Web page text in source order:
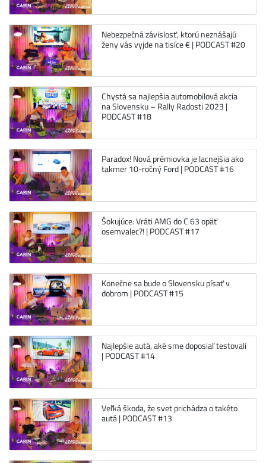
Nebezpečná závislosť, ktorú neznášajú
ženy vás vyjde na tisíce € | PODCAST #20
Chystá sa najlepšia automobilová akcia
na Slovensku – Rally Radosti 2023 |
PODCAST #18
Paradox! Nová prémiovka je lacnejšia ako
takmer 10-ročný Ford | PODCAST #16
Šokujúce: Vráti AMG do C 63 opäť
osemvalec?! | PODCAST #17
Konečne sa bude o Slovensku písať v
dobrom | PODCAST #15
Najlepšie autá, aké sme doposiaľ testovali
| PODCAST #14
Veľká škoda, že svet prichádza o takéto
autá | PODCAST #13